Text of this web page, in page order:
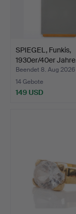
SPIEGEL, Funkis,
1930er/40er
Beendet 8. Aug 2026
14 Gebote
149 USD